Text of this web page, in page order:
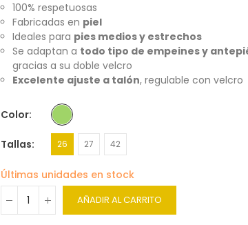
100% respetuosas
Fabricadas en piel
Ideales para pies medios y estrechos
Se adaptan a todo tipo de empeines y
gracias a su doble velcro
Excelente ajuste a talón, regulable con velcro
Color
Tallas 26 27 42
Últimas unidades en stock
AÑADIR AL CARRITO